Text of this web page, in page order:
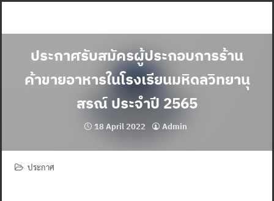
ประกาศรับสมัครผู้ประกอบการร้าน
ค้าขายอาหารในโรงเรียนมหิดลวิทยานุ
สรณ์ ประจำปี 2565
18 April 2022 Admin
ประกาศ